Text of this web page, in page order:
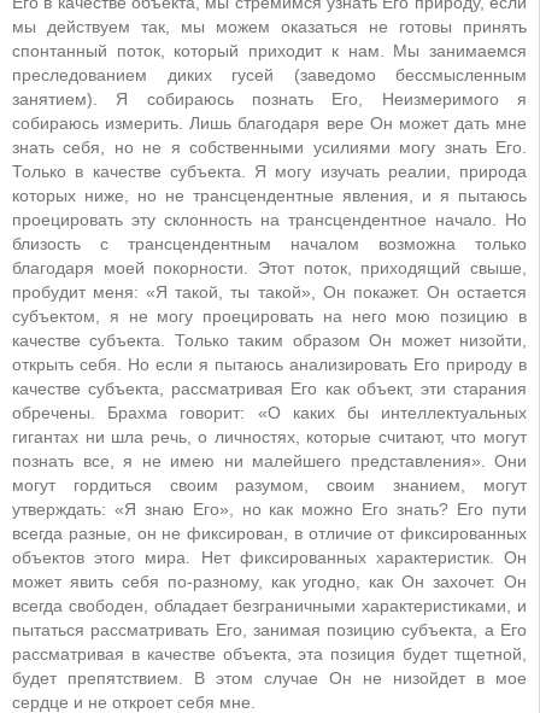
мы действуем так, мы можем оказаться не готовы принять
спонтанный поток, который приходит к нам. Мы занимаемся
преследованием диких гусей (заведомо бессмысленным
занятием). Я собираюсь познать Его, Неизмеримого я
собираюсь измерить. Лишь благодаря вере Он может дать мне
знать себя, но не я собственными усилиями могу знать Его.
Только в качестве субъекта. Я могу изучать реалии, природа
которых ниже, но не трансцендентные явления, и я пытаюсь
проецировать эту склонность на трансцендентное начало. Но
близость с трансцендентным началом возможна только
благодаря моей покорности. Этот поток, приходящий свыше,
пробудит меня: «Я такой, ты такой», Он покажет. Он остается
субъектом, я не могу проецировать на него мою позицию в
качестве субъекта. Только таким образом Он может низойти,
открыть себя. Но если я пытаюсь анализировать Его природу в
качестве субъекта, рассматривая Его как объект, эти старания
обречены. Брахма говорит: «О каких бы интеллектуальных
гигантах ни шла речь, о личностях, которые считают, что могут
познать все, я не имею ни малейшего представления». Они
могут гордиться своим разумом, своим знанием, могут
утверждать: «Я знаю Его», но как можно Его знать? Его пути
всегда разные, он не фиксирован, в отличие от фиксированных
объектов этого мира. Нет фиксированных характеристик. Он
может явить себя по-разному, как угодно, как Он захочет. Он
всегда свободен, обладает безграничными характеристиками, и
пытаться рассматривать Его, занимая позицию субъекта, а Его
рассматривая в качестве объекта, эта позиция будет тщетной,
будет препятствием. В этом случае Он не низойдет в мое
сердце и не откроет себя мне.